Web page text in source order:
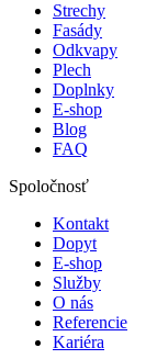
Strechy
Fasády
Odkvapy
Plech
Doplnky
E-shop
Blog
FAQ
Spoločnosť
Kontakt
Dopyt
E-shop
Služby
O nás
Referencie
Kariéra